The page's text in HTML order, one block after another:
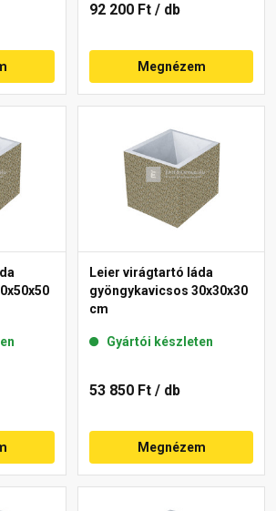
92 200 Ft / db
Megnézem
Leier virágtartó láda
gyöngykavicsos 30x30x30
cm
Gyártói készleten
53 850 Ft / db
Megnézem